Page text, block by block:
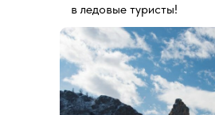
в ледовые туристы!